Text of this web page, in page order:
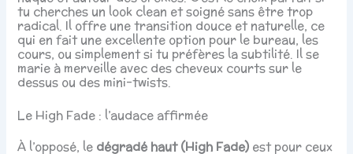
tu cherches un look clean et soigné sans être trop
radical. Il offre une transition douce et naturelle, ce
qui en fait une excellente option pour le bureau, les
cours, ou simplement si tu préfères la subtilité. Il se
marie à merveille avec des cheveux courts sur le
dessus ou des mini-twists.
Le High Fade : l’audace affirmée
À l’opposé, le dégradé haut (High Fade) est pour ceux